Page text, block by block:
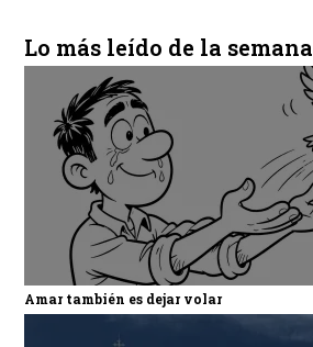
Lo más leído de la semana
Amar también es dejar volar